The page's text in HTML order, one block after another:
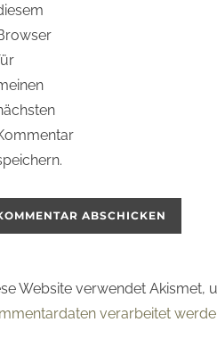
Website verwendet Akismet,
verarbeitet